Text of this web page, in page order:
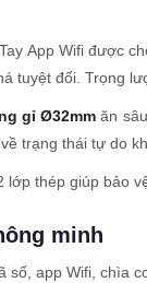
App Wifi được
tuyệt đối. Trọng
gỉ Ø32mm ăn
trạng thái tự do
thép giúp bảo
minh
số, app Wifi, chìa